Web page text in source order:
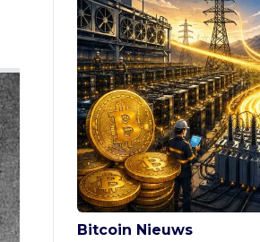
Bitcoin Nieuws